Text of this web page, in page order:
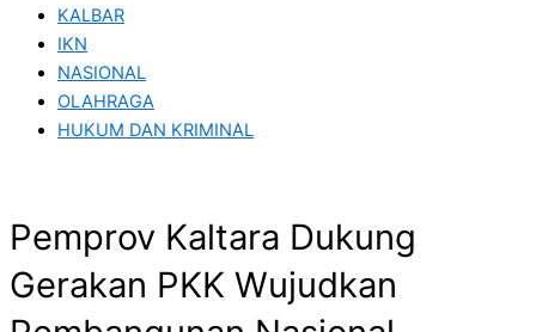
KALBAR
IKN
NASIONAL
OLAHRAGA
HUKUM DAN KRIMINAL
Pemprov Kaltara Dukung
Gerakan PKK Wujudkan